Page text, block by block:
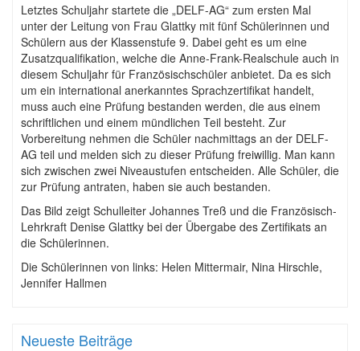
Letztes Schuljahr startete die „DELF-AG“ zum ersten Mal
unter der Leitung von Frau Glattky mit fünf Schülerinnen und
Schülern aus der Klassenstufe 9. Dabei geht es um eine
Zusatzqualifikation, welche die Anne-Frank-Realschule auch in
diesem Schuljahr für Französischschüler anbietet. Da es sich
um ein international anerkanntes Sprachzertifikat handelt,
muss auch eine Prüfung bestanden werden, die aus einem
schriftlichen und einem mündlichen Teil besteht. Zur
Vorbereitung nehmen die Schüler nachmittags an der DELF-
AG teil und melden sich zu dieser Prüfung freiwillig. Man kann
sich zwischen zwei Niveaustufen entscheiden. Alle Schüler, die
zur Prüfung antraten, haben sie auch bestanden.
Das Bild zeigt Schulleiter Johannes Treß und die Französisch-
Lehrkraft Denise Glattky bei der Übergabe des Zertifikats an
die Schülerinnen.
Die Schülerinnen von links: Helen Mittermair, Nina Hirschle,
Jennifer Hallmen
Neueste Beiträge